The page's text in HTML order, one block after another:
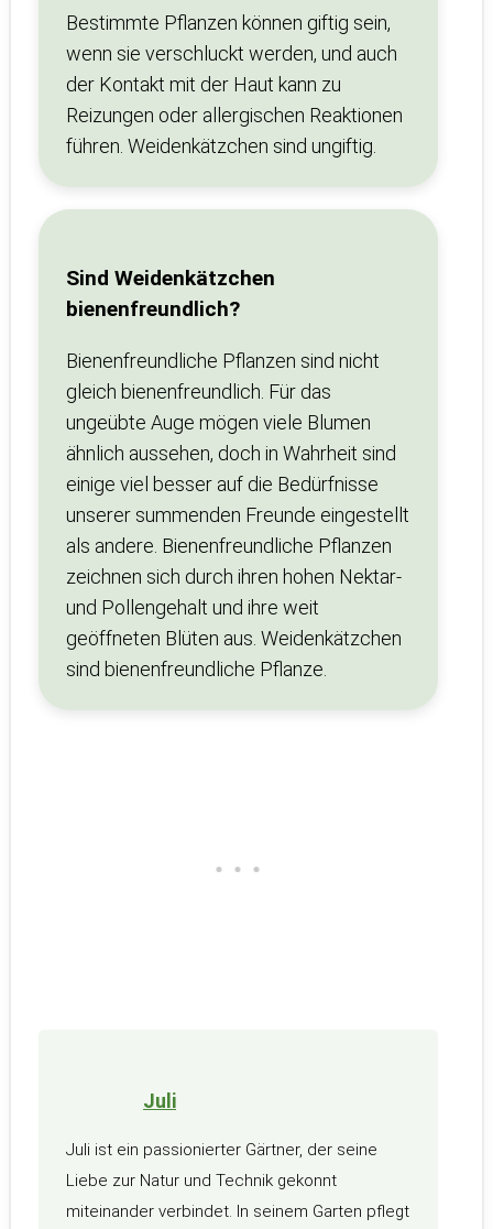
Bestimmte Pflanzen können giftig sein,
wenn sie verschluckt werden, und auch
der Kontakt mit der Haut kann zu
Reizungen oder allergischen Reaktionen
führen. Weidenkätzchen sind ungiftig.
Sind Weidenkätzchen
bienenfreundlich?
Bienenfreundliche Pflanzen sind nicht
gleich bienenfreundlich. Für das
ungeübte Auge mögen viele Blumen
ähnlich aussehen, doch in Wahrheit sind
einige viel besser auf die Bedürfnisse
unserer summenden Freunde eingestellt
als andere. Bienenfreundliche Pflanzen
zeichnen sich durch ihren hohen Nektar-
und Pollengehalt und ihre weit
geöffneten Blüten aus. Weidenkätzchen
sind bienenfreundliche Pflanze.
Juli
Juli ist ein passionierter Gärtner, der seine
Liebe zur Natur und Technik gekonnt
miteinander verbindet. In seinem Garten pflegt